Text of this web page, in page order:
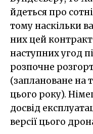
йдеться про
тому наскільки
них цей
наступних угод
розпочне
(заплановане на
цього року).
досвід
версії цього